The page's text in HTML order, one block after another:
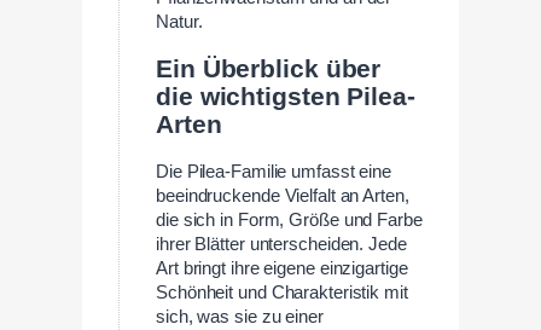
Natur.
Ein Überblick über
die wichtigsten Pilea-
Arten
Die Pilea-Familie umfasst eine
beeindruckende Vielfalt an Arten,
die sich in Form, Größe und Farbe
ihrer Blätter unterscheiden. Jede
Art bringt ihre eigene einzigartige
Schönheit und Charakteristik mit
sich, was sie zu einer